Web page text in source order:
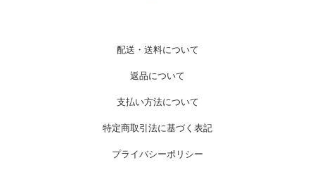
配送・送料について
返品について
支払い方法について
特定商取引法に基づく表記
プライバシーポリシー